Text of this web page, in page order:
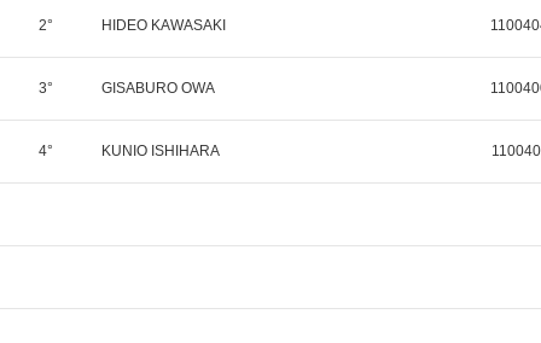
2° HIDEO KAWASAKI
3° GISABURO OWA
4° KUNIO ISHIHARA